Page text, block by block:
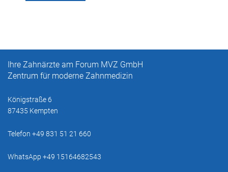
Ihre Zahnärzte am Forum MVZ GmbH
Zentrum für moderne Zahnmedizin
Königstraße 6
87435 Kempten
Telefon +49 831 51 21 660
WhatsApp +49 15164682543